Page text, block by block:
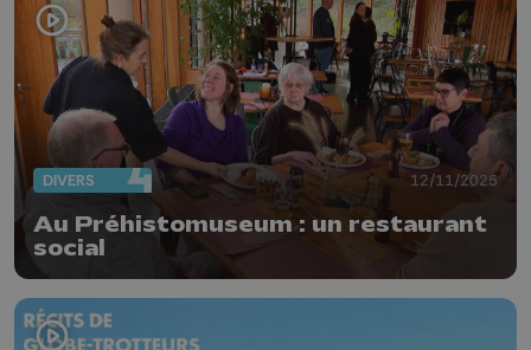
DIVERS 12/11/2025
Au Préhistomuseum : un restaurant
social